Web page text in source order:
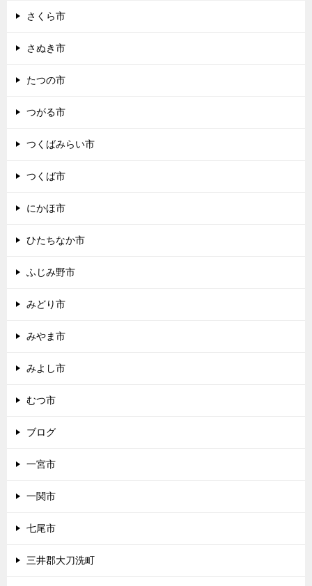
さくら市
さぬき市
たつの市
つがる市
つくばみらい市
つくば市
にかほ市
ひたちなか市
ふじみ野市
みどり市
みやま市
みよし市
むつ市
ブログ
一宮市
一関市
七尾市
三井郡大刀洗町